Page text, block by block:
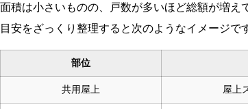
面積は小さいものの、戸数が多いほど総額が増え
目安をざっくり整理すると次のようなイメージで
部位
共用屋上 屋上